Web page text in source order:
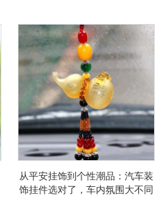
从平安挂饰到个性潮品：汽车装
饰挂件选对了，车内氛围大不同